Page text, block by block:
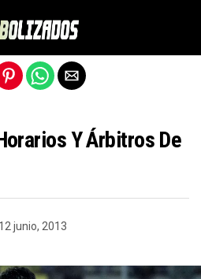
Y Árbitros De
12 junio, 2013
la versión móvil